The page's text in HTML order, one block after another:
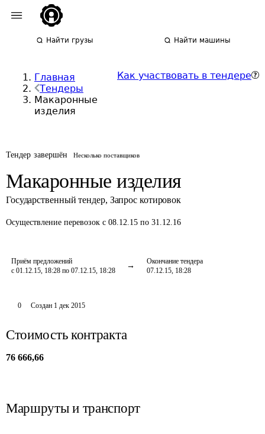
Найти грузы Найти машины
Главная
Тендеры
Макаронные
изделия
Как участвовать в тендере
Тендер завершён Несколько поставщиков
Макаронные изделия
Государственный тендер, Запрос котировок
Осуществление перевозок с 08.12.15 по 31.12.16
Приём предложений
с 01.12.15, 18:28 по 07.12.15, 18:28
Окончание тендера
07.12.15, 18:28
0 Создан 1 дек 2015
Стоимость контракта
76 666,66
Маршруты и транспорт